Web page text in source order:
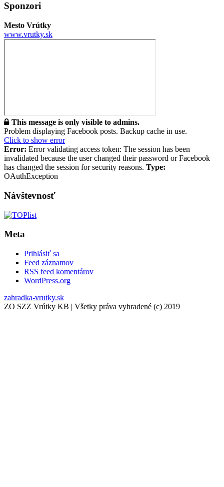
Sponzori
Mesto Vrútky
www.vrutky.sk
This message is only visible to admins.
Problem displaying Facebook posts. Backup cache in use.
Click to show error
Error: Error validating access token: The session has been
invalidated because the user changed their password or Facebook
has changed the session for security reasons. Type:
OAuthException
Návštevnosť
Meta
Prihlásiť sa
Feed záznamov
RSS feed komentárov
WordPress.org
zahradka-vrutky.sk
ZO SZZ Vrútky KB | Všetky práva vyhradené (c) 2019